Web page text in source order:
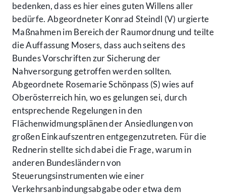
bedenken, dass es hier eines guten Willens aller
bedürfe. Abgeordneter Konrad Steindl (V) urgierte
Maßnahmen im Bereich der Raumordnung und teilte
die Auffassung Mosers, dass auch seitens des
Bundes Vorschriften zur Sicherung der
Nahversorgung getroffen werden sollten.
Abgeordnete Rosemarie Schönpass (S) wies auf
Oberösterreich hin, wo es gelungen sei, durch
entsprechende Regelungen in den
Flächenwidmungsplänen der Ansiedlungen von
großen Einkaufszentren entgegenzutreten. Für die
Rednerin stellte sich dabei die Frage, warum in
anderen Bundesländern von
Steuerungsinstrumenten wie einer
Verkehrsanbindungsabgabe oder etwa dem